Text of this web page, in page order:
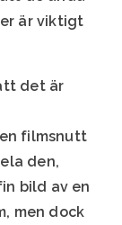
är viktigt
det är
filmsnutt
den,
bild av en
men dock